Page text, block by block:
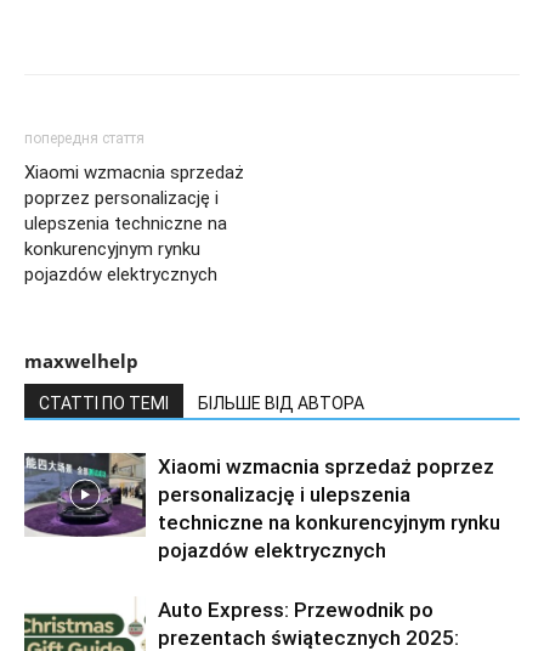
попередня стаття
Xiaomi wzmacnia sprzedaż
poprzez personalizację i
ulepszenia techniczne na
konkurencyjnym rynku
pojazdów elektrycznych
maxwelhelp
СТАТТІ ПО ТЕМІ БІЛЬШЕ ВІД АВТОРА
Xiaomi wzmacnia sprzedaż poprzez
personalizację i ulepszenia
techniczne na konkurencyjnym rynku
pojazdów elektrycznych
Auto Express: Przewodnik po
prezentach świątecznych 2025: